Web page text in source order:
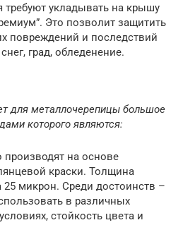
требуют укладывать на крышу
Это позволит защитить
повреждений и последствий
град, обледенение.
для металлочерепицы большое
которого являются:
производят на основе
краски. Толщина
25 микрон. Среди достоинств –
в различных
стойкость цвета и